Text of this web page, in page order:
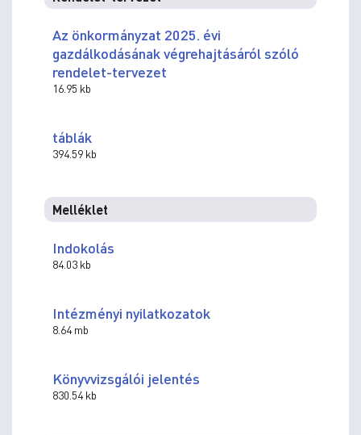
Az önkormányzat 2025. évi
gazdálkodásának végrehajtásáról szóló
rendelet-tervezet
16.95 kb
táblák
394.59 kb
Melléklet
Indokolás
84.03 kb
Intézményi nyilatkozatok
8.64 mb
Könyvvizsgálói jelentés
830.54 kb